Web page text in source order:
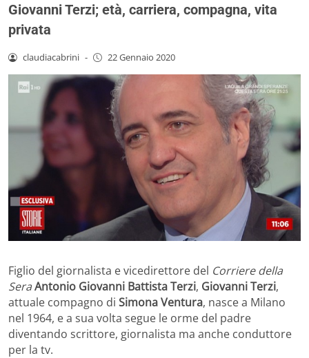
Giovanni Terzi; età, carriera, compagna, vita
privata
claudiacabrini - 22 Gennaio 2020
Figlio del giornalista e vicedirettore del Corriere della
SeraAntonio Giovanni Battista Terzi, Giovanni Terzi,
attuale compagno di Simona Ventura, nasce a Milano
nel 1964, e a sua volta segue le orme del padre
diventando scrittore, giornalista ma anche conduttore
per la tv.